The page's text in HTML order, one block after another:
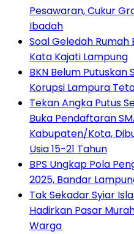
Pesawaran, Cukur
Ibadah
Soal Geledah Rumah
Kata Kajati Lampung
BKN Belum Putuskan
Korupsi Lampura
Tekan Angka Putus
Buka Pendaftaran
Kabupaten/Kota,
Usia 15-21 Tahun
BPS Ungkap Pola
2025, Bandar
Tak Sekadar Syiar
Hadirkan Pasar
Warga